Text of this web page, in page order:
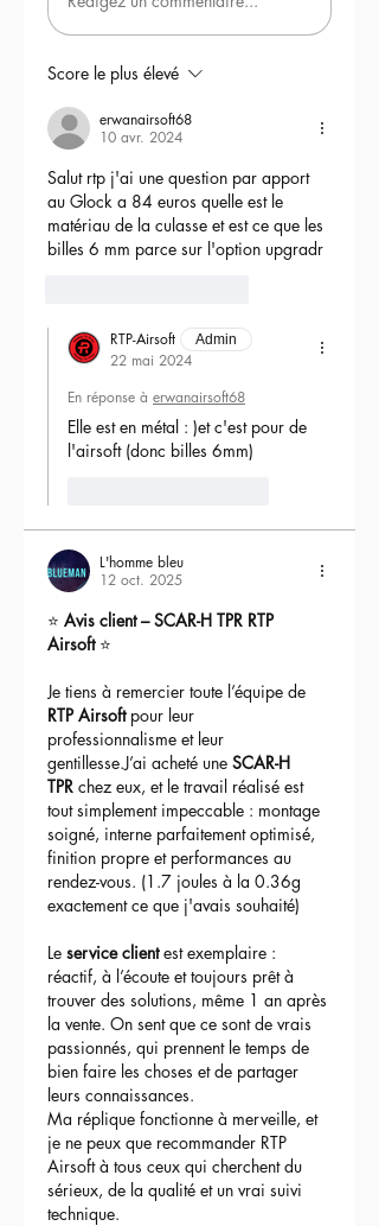
- nozzle GATE 20.3mm
- Tappet plate GATE v2 (recoupée)
- ressort de puissance d'origine
importé du Japon RTP
- joint hop up Quantum
- bloc hop up EON GATE CNC
- moteur Brushless Solink Advanced
(avec anti retour-intégré)
La réplique est fournie avec différents
Les accessoires (Red Dot avec sa
monture et la mallette) sont en option.
Score le plus élevé
erwanairsoft68
10 avr. 2024
Salut rtp j'ai une question par apport
au Glock a 84 euros quelle est le
matériau de la culasse et est ce que les
billes 6 mm parce sur l'option upgradr
RTP-Airsoft Admin
22 mai 2024
En réponse à erwanairsoft68
Elle est en métal : )et c'est pour de
l'airsoft (donc billes 6mm)
L'homme bleu
12 oct. 2025
⭐ Avis client – SCAR-H TPR RTP
Airsoft ⭐
Je tiens à remercier toute l’équipe de
RTP Airsoft pour leur
professionnalisme et leur
gentillesse.J’ai acheté une SCAR-H
TPR chez eux, et le travail réalisé est
tout simplement impeccable : montage
soigné, interne parfaitement optimisé,
finition propre et performances au
rendez-vous. (1.7 joules à la 0.36g
exactement ce que j'avais souhaité)
Le service client est exemplaire :
réactif, à l’écoute et toujours prêt à
trouver des solutions, même 1 an après
la vente. On sent que ce sont de vrais
passionnés, qui prennent le temps de
bien faire les choses et de partager
leurs connaissances.
Ma réplique fonctionne à merveille, et
je ne peux que recommander RTP
Airsoft à tous ceux qui cherchent du
sérieux, de la qualité et un vrai suivi
technique.